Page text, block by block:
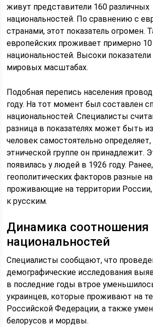
живут представители 160 различных
национальностей. По сравнению с
странами, этот показатель огромен.
европейских проживает примерно 10
национальностей. Высоки
мировых масштабах.
Подобная перепись населения
году. На тот момент был составлен
национальностей. Специалисты
разница в показателях может быть
человек самостоятельно определяет,
этнической группе он принадлежит.
появилась у людей в 1926 году.
геополитических факторов разные
проживающие на территории России,
к русским.
Динамика соотношения
национальностей
Специалисты сообщают, что
демографические исследования
в последние годы втрое
украинцев, которые проживают на
Российской Федерации, а также
белорусов и мордвы.